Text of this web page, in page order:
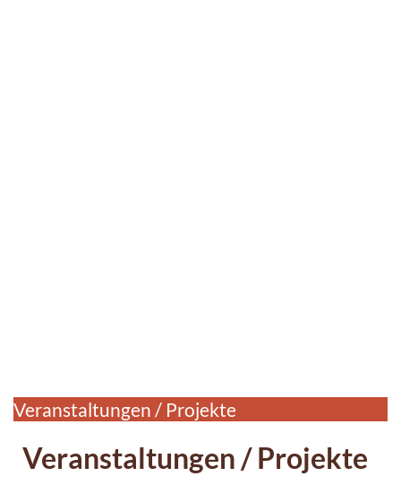
Veranstaltungen / Projekte
Veranstaltungen / Projekte